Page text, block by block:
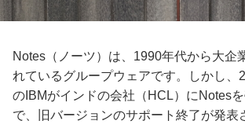
Notes（ノーツ）は、1990年代から大企
れているグループウェアです。しかし、
のIBMがインドの会社（HCL）にNotes
で、旧バージョンのサポート終了が発表